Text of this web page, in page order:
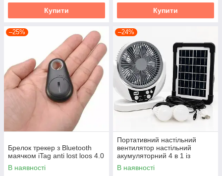
Купити Купити
–25%
Брелок трекер з Bluetooth
маячком iTag anti lost loos 4.0
В наявності
–24%
Портативний настільний
вентилятор настільний
акумуляторний 4 в 1 із
сонячною панеллю для
кемпінгу та дому
В наявності